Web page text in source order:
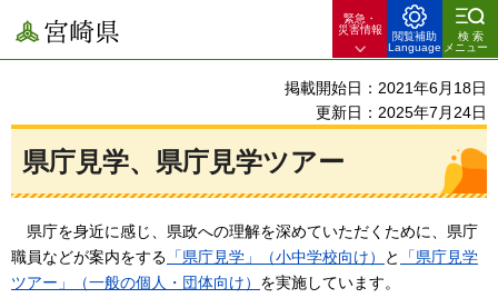
宮崎県
緊急・
災害情報
閲覧補助
Language
検索
メニュー
掲載開始日：2021年6月18日
更新日：2025年7月24日
県庁見学、県庁見学ツアー
県庁を身近に感じ、 県政への理解を深めていただくために、県庁
職員などが案内をする 「県庁見学」（小中学校向け） と
「県庁見学
ツアー」（一般の個人・団体向け） を実施しています。